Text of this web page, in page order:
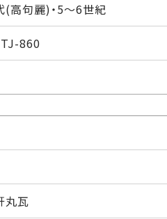
(高句麗)・5～6世紀
TJ-860
丸瓦